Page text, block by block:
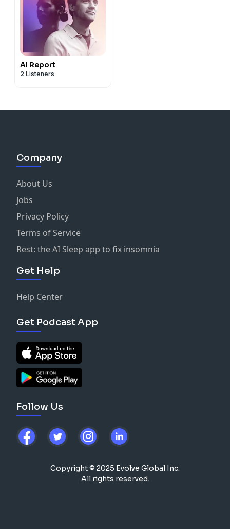
AI Report
2 Listeners
Company
About Us
Jobs
Privacy Policy
Terms of Service
Rest: the AI Sleep app to fix insomnia
Get Help
Help Center
Get Podcast App
Follow Us
Copyright © 2025 Evolve Global Inc.
All rights reserved.